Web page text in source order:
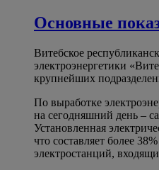
Основные
Витебское
электроэнергетики
крупнейших
По выработке
на сегодняшний день –
Установленная
что составляет более
электростанций,